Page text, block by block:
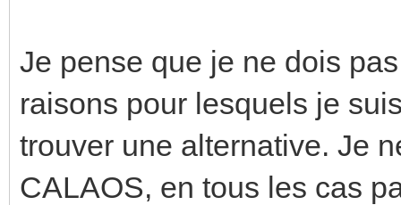
Je pense que je ne dois
raisons pour lesquels je
trouver une alternative. Je
CALAOS, en tous les cas